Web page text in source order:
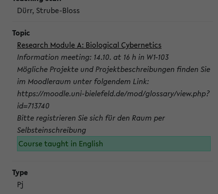
Dürr, Strube-Bloss
Research Module A: Biological Cybernetics
Information meeting: 14.10. at 16 h in W1-103
Mögliche Projekte und Projektbeschreibungen finden Sie
im Moodleraum unter folgendem Link:
https://moodle.uni-bielefeld.de/mod/glossary/view.php?
id=713740
Bitte registrieren Sie sich für den Raum per
Selbsteinschreibung
Course taught in English
Pj